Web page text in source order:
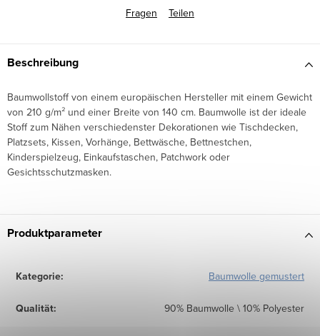
Fragen
Teilen
Beschreibung
Baumwollstoff von einem europäischen Hersteller mit einem Gewicht
von 210 g/m² und einer Breite von 140 cm. Baumwolle ist der ideale
Stoff zum Nähen verschiedenster Dekorationen wie Tischdecken,
Platzsets, Kissen, Vorhänge, Bettwäsche, Bettnestchen,
Kinderspielzeug, Einkaufstaschen, Patchwork oder
Gesichtsschutzmasken.
Produktparameter
Kategorie: Baumwolle gemustert
Qualität: 90% Baumwolle \ 10% Polyester